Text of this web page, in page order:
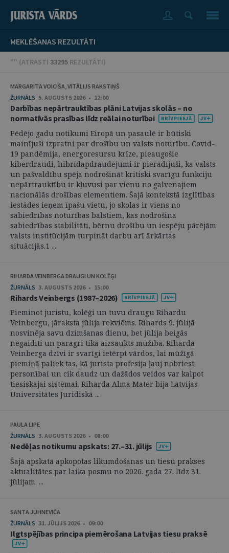
MEKLĒŠANAS REZULTĀTI
"" (ATRASTI 33295 REZULTĀTI)
MARGARITA VOICIŠA, VITĀLIJS RAKSTIŅŠ
ŽURNĀLS 5. AUGUSTS 2026 • 12:00
Darbības nepārtrauktības plāni Latvijas skolās – no
normatīvās prasības līdz reālai noturībai
Pēdējo gadu notikumi Eiropā un pasaulē ir būtiski
mainījuši izpratni par drošību un valsts noturību. Covid-
19 pandēmija, energoresursu krīze, pieaugošie
kiberdraudi, hibrīdapdraudējumi ir pierādījuši, ka valsts
un pašvaldību spēja nodrošināt kritiski svarīgu funkciju
nepārtrauktību ir kļuvusi par vienu no galvenajiem
nacionālās drošības elementiem. Šajā kontekstā izglītības
iestādes ieņem īpašu vietu, jo skolas ir viens no
sabiedrības noturības balstiem, kas nodrošina
sabiedrības stabilitāti, bērnu drošību un iespēju pārējām
valsts institūcijām turpināt darbu arī ārkārtas
situācijās.1 ...
RIHARDA VEINBERGA DRAUGI UN KOLĒĢI
ŽURNĀLS 3. AUGUSTS 2026 • 15:00
Rihards Veinbergs (1987–2026)
Pieminot juristu, kolēģi un tuvu draugu Rihardu
Veinbergu, jāraksta jūlija rekviēms. Rihards 9. jūlijā
nosvinēja savu dzimšanas dienu, bet jūlija beigās
negaidīti un pāragri tika aizsaukts mūžībā. Riharda
Veinberga dzīvi ir svarīgi ietērpt vārdos, lai mūžīgā
piemiņā paliek tas, kā jurista profesija ļauj nobriest
personībai un cik daudz un dažādos veidos var kalpot
tiesiskajai sistēmai. Riharda Alma Mater bija Latvijas
Universitātes Juridiskā ...
PAULA LIPE
ŽURNĀLS 3. AUGUSTS 2026 • 08:00
Nedēļas notikumu apskats: 27.–31. jūlijs
Šajā apskatā apkopotas likumdošanas un tiesu prakses
aktualitātes par laika posmu no 2026. gada 27. līdz 31.
jūlijam. ...
SANTA JUHNEVIČA
ŽURNĀLS 31. JŪLIJS 2026 • 09:00
Ilgtspējības principa piemērošana Latvijas tiesu praksē